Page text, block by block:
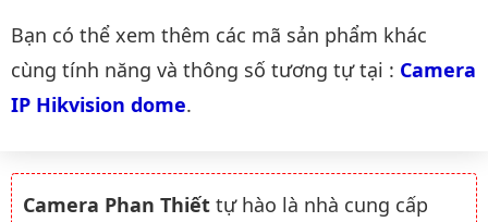
Danh mục liên quan
Bạn có thể xem thêm các mã sản phẩm khác
cùng tính năng và thông số tương tự tại : Camera
IP Hikvision dome.
Camera Phan Thiết tự hào là nhà cung cấp